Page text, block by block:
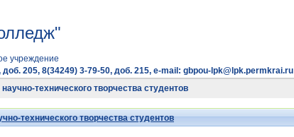
учреждение
доб. 205, 8(34249) 3-79-50, доб. 215, e-mail: gbpou-lpk@lpk.permkrai.ru
технического творчества студентов
технического творчества студентов